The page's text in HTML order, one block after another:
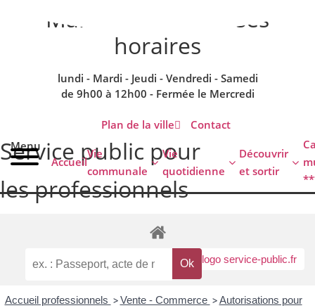
Mairie de Réville - ses
horaires
lundi - Mardi - Jeudi - Vendredi - Samedi
de 9h00 à 12h00 - Fermée le Mercredi
Plan de la ville
Contact
Menu
Accueil
Vie
communale
Vie
quotidienne
Découvrir
et sortir
Service public pour
les professionnels
Accueil professionnels > Vente - Commerce > Autorisations pour